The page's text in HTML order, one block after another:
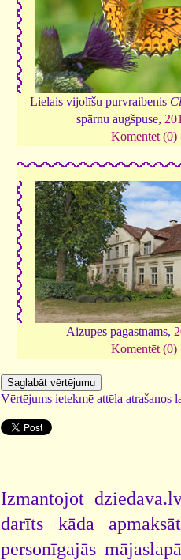
Lielais vijolīšu purvraibenis
spārnu augšpuse,
Komentēt (0)
Aizupes pagastnams,
Komentēt (0)
Vērtējums ietekmē attēla atrašanos
Izmantojot
darīts kāda
personīgajās